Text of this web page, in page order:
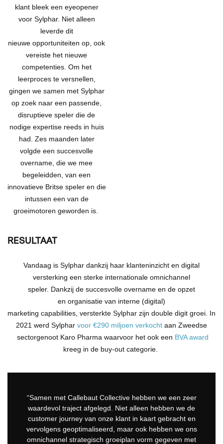
klant bleek een eyeopener
voor Sylphar. Niet alleen
leverde dit
nieuwe opportuniteiten op, ook
vereiste het nieuwe
competenties. Om het
leerproces te versnellen,
gingen we samen met Sylphar
op zoek naar een passende,
disruptieve speler die de
nodige expertise reeds in huis
had. Zes maanden later
volgde een succesvolle
overname , die we mee
begeleidden, van een
innovatieve Britse speler en die
intussen een van de
groeimotoren geworden is.
RESULTAAT
Vandaag is Sylphar dankzij haar klanteninzicht en digital
versterking een sterke internationale omnichannel
speler. Dankzij de succesvolle overname en de opzet
en organisatie van interne (digital)
marketing capabilities versterkte Sylphar zijn double digit groei. In
2021 werd Sylphar voor €290 miljoen verkocht aan Zweedse
sectorgenoot Karo Pharma waarvoor het ook een BVA award
kreeg in de buy-out categorie.
“Samen met Callebaut Collective hebben we een zeer
waardevol traject afgelegd. Niet alleen hebben we de
customer journey van onze klant in kaart gebracht en
vervolgens geoptimaliseerd, maar ook hebben we ons
omnichannel strategisch groeiplan vorm gegeven met